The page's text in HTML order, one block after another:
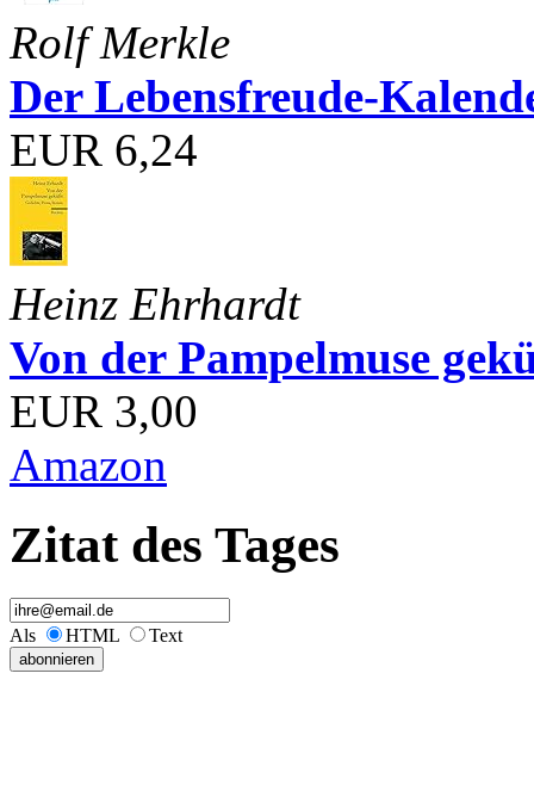
Rolf Merkle
Der Lebensfreude-
EUR 6,24
Heinz Ehrhardt
Von der Pampelmuse
EUR 3,00
Amazon
Zitat des Tages
Als HTML Text